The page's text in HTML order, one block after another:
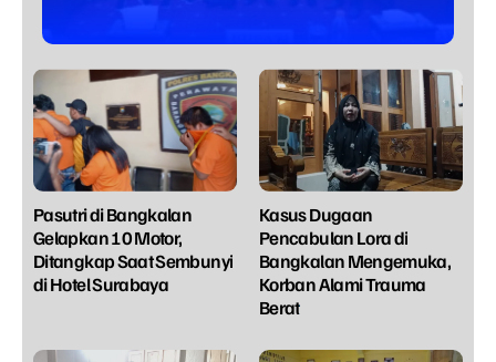
Pasutri di Bangkalan
Gelapkan 10 Motor,
Ditangkap Saat Sembunyi
di Hotel Surabaya
Kasus Dugaan
Pencabulan Lora di
Bangkalan Mengemuka,
Korban Alami Trauma
Berat